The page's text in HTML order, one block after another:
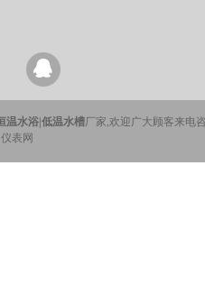
温水浴|低温水槽厂家,欢迎广大顾客来电
表网